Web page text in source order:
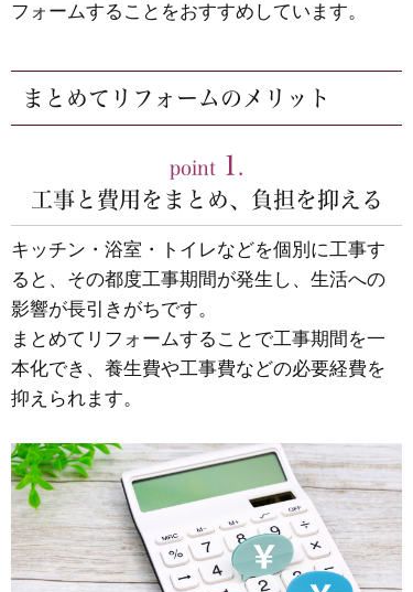
フォームすることをおすすめしています。
まとめてリフォームのメリット
point 1 .
工事と費用をまとめ、負担を抑える
キッチン・浴室・トイレなどを個別に工事す
ると、その都度工事期間が発生し、生活への
影響が長引きがちです。
まとめてリフォームすることで工事期間を一
本化でき、養生費や工事費などの必要経費を
抑えられます。